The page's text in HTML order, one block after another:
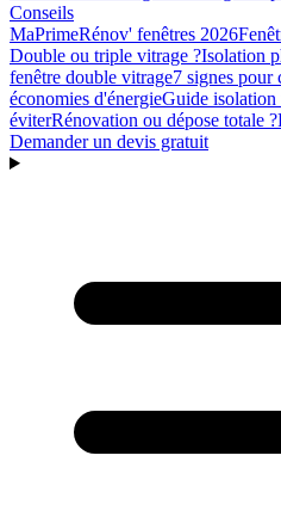
Conseils
MaPrimeRénov' fenêtres 2026
Double ou triple vitrage ?Isolation
fenêtre double vitrage7 signes pour
économies d'énergieGuide isolation
éviterRénovation ou dépose totale ?
Demander un devis gratuit